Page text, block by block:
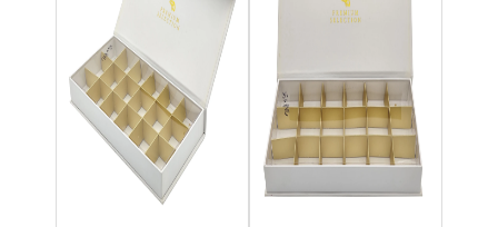
Paquet rouge personnalisé